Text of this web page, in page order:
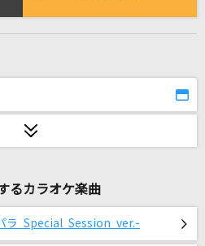
野球2026-2027主題歌)
るカラオケ楽曲
ラ Special Session ver.-